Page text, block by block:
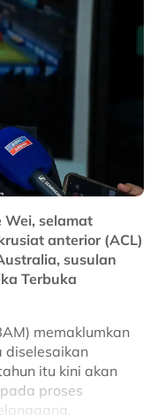
jumlah kos
menganjurkan
baharu.
meningkat antara
terdahulu
memberi
destinasi
terus
pelancong
di Litar
Wei, selamat
anterior (ACL)
susulan
Terbuka
memaklumkan
diselesaikan
itu kini akan
proses